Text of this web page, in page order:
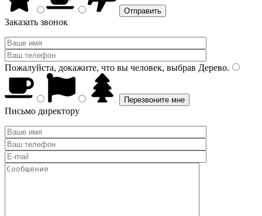
Заказать звонок
Пожалуйста, докажите, что вы человек, выбрав Дерево.
Письмо директору